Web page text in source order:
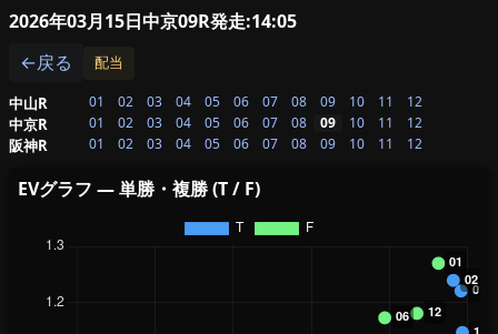
2026年03月15日中京09R発走:14:05
←戻る
配当
中山R 01 02 03 04 05 06 07 08 09 10 11 12
中京R 01 02 03 04 05 06 07 08 09 10 11 12
阪神R 01 02 03 04 05 06 07 08 09 10 11 12
EVグラフ — 単勝・複勝 (T / F)